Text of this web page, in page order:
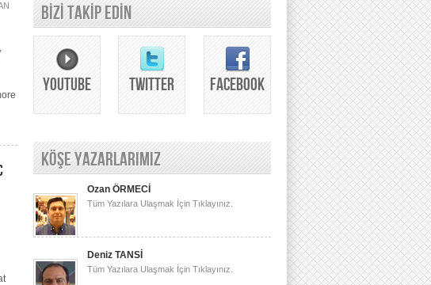
BİZİ TAKİP EDİN
YOUTUBE TWITTER FACEBOOK
KÖŞE YAZARLARIMIZ
Ozan ÖRMECİ
Tüm Yazılara Ulaşmak İçin Tıklayınız.
Deniz TANSİ
Tüm Yazılara Ulaşmak İçin Tıklayınız.